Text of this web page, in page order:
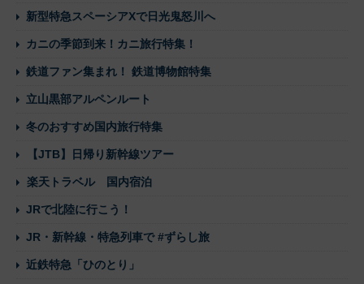
新型特急スペーシアXで日光鬼怒川へ
カニの季節到来！カニ旅行特集！
鉄道ファン集まれ！ 鉄道博物館特集
立山黒部アルペンルート
冬のおすすめ国内旅行特集
【JTB】日帰り新幹線ツアー
楽天トラベル 国内宿泊
JRで北陸に行こう！
JR・新幹線・特急列車で #ずらし旅
近鉄特急「ひのとり」